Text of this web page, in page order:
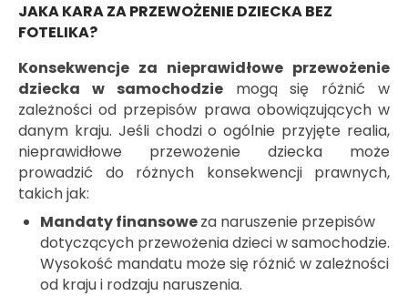
JAKA KARA ZA PRZEWOŻENIE DZIECKA BEZ
FOTELIKA?
Konsekwencje za nieprawidłowe przewożenie
dziecka w samochodziemogą się różnić w
zależności od przepisów prawa obowiązujących w
danym kraju. Jeśli chodzi o ogólnie przyjęte realia,
nieprawidłowe przewożenie dziecka może
prowadzić do różnych konsekwencji prawnych,
takich jak:
Mandaty finansoweza naruszenie przepisów
dotyczących przewożenia dzieci w samochodzie.
Wysokość mandatu może się różnić w zależności
od kraju i rodzaju naruszenia.